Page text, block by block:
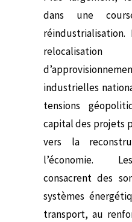
dans une
industrielles
tensions
capital des projets
vers la
l’économie.
consacrent des
systèmes
transport, au